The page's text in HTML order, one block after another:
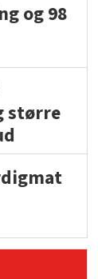
og 98
større